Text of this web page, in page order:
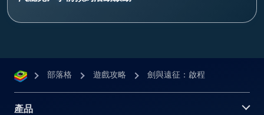
部落格 遊戲攻略 劍與遠征：啟程
產品